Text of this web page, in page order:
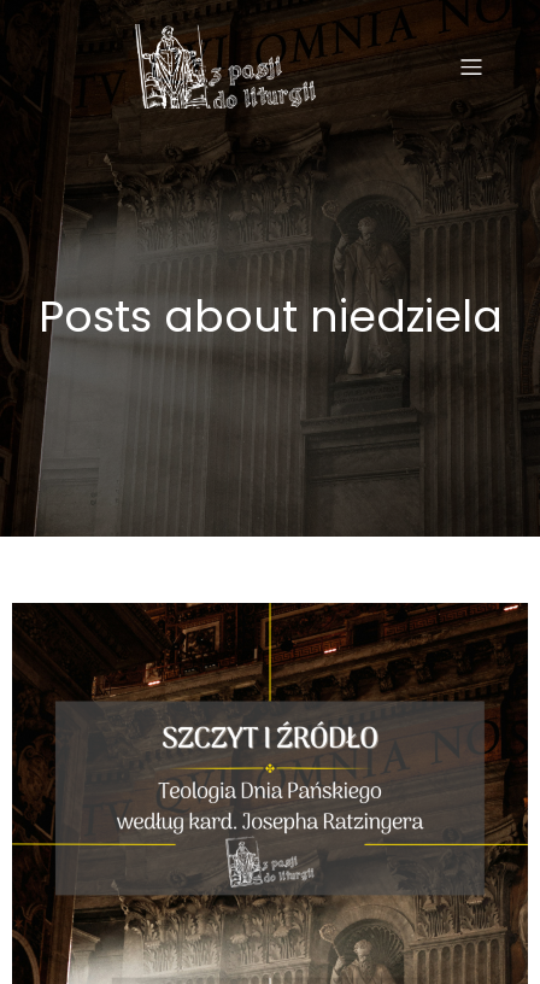
Posts about niedziela